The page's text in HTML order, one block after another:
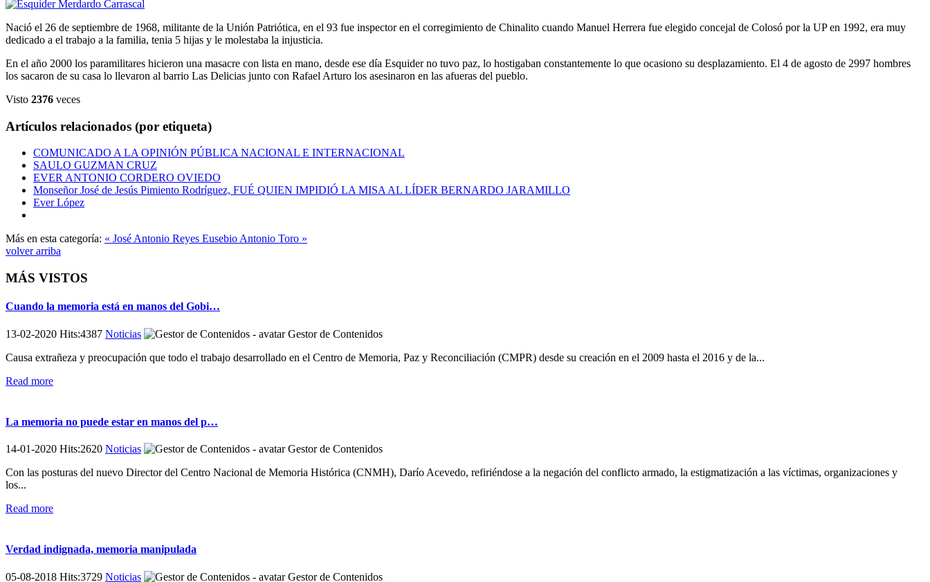
Nació el 26 de septiembre de 1968, militante de la Unión Patriótica, en el 93 fue inspector en el corregimiento de Chinalito cuando Manuel Herrera fue elegido concejal de Colosó por la UP en 1992, era muy
dedicado a el trabajo a la familia, tenia 5 hijas y le molestaba la injusticia.
En el año 2000 los paramilitares hicieron una masacre con lista en mano, desde ese día Esquider no tuvo paz, lo hostigaban constantemente lo que ocasiono su desplazamiento. El 4 de agosto de 2997 hombres
los sacaron de su casa lo llevaron al barrio Las Delicias junto con Rafael Arturo los asesinaron en las afueras del pueblo.
Visto 2376 veces
Artículos relacionados (por etiqueta)
COMUNICADO A LA OPINIÓN PÚBLICA NACIONAL E INTERNACIONAL
SAULO GUZMAN CRUZ
EVER ANTONIO CORDERO OVIEDO
Monseñor José de Jesús Pimiento Rodríguez, FUÉ QUIEN IMPIDIÓ LA MISA AL LÍDER BERNARDO JARAMILLO
Ever López
Más en esta categoría: « José Antonio Reyes Eusebio Antonio Toro »
volver arriba
MÁS VISTOS
Cuando la memoria está en manos del Gobi…
13-02-2020 Hits:4387 Noticias
Gestor de Contenidos
Causa extrañeza y preocupación que todo el trabajo desarrollado en el Centro de Memoria, Paz y Reconciliación (CMPR) desde su creación en el 2009 hasta el 2016 y de la...
Read more
La memoria no puede estar en manos del p…
14-01-2020 Hits:2620 Noticias
Gestor de Contenidos
Con las posturas del nuevo Director del Centro Nacional de Memoria Histórica (CNMH), Darío Acevedo, refiriéndose a la negación del conflicto armado, la estigmatización a las víctimas, organizaciones y
los...
Read more
Verdad indignada, memoria manipulada
05-08-2018 Hits:3729 Noticias Gestor de Contenidos